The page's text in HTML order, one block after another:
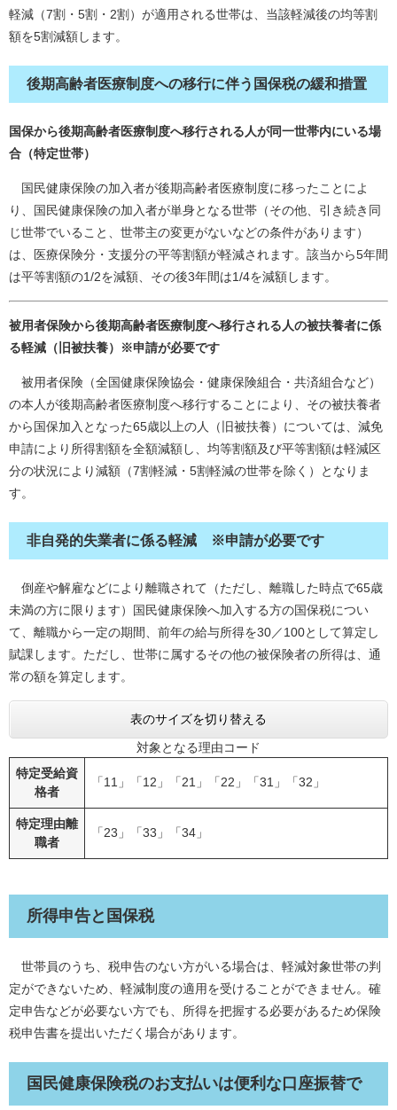
軽減（7割・5割・2割）が適用される世帯は、当該軽減後の均等割
額を5割減額します。
後期高齢者医療制度への移行に伴う国保税の緩和措置
国保から後期高齢者医療制度へ移行される人が同一世帯内にいる場
合（特定世帯）
国民健康保険の加入者が後期高齢者医療制度に移ったことによ
り、国民健康保険の加入者が単身となる世帯（その他、引き続き同
じ世帯でいること、世帯主の変更がないなどの条件があります）
は、医療保険分・支援分の平等割額が軽減されます。該当から5年間
は平等割額の1/2を減額、その後3年間は1/4を減額します。
被用者保険から後期高齢者医療制度へ移行される人の被扶養者に係
る軽減（旧被扶養）※申請が必要です
被用者保険（全国健康保険協会・健康保険組合・共済組合など）
の本人が後期高齢者医療制度へ移行することにより、その被扶養者
から国保加入となった65歳以上の人（旧被扶養）については、減免
申請により所得割額を全額減額し、均等割額及び平等割額は軽減区
分の状況により減額（7割軽減・5割軽減の世帯を除く）となりま
す。
非自発的失業者に係る軽減 ※申請が必要です
倒産や解雇などにより離職されて（ただし、離職した時点で65歳
未満の方に限ります）国民健康保険へ加入する方の国保税につい
て、離職から一定の期間、前年の給与所得を30／100として算定し
賦課します。ただし、世帯に属するその他の被保険者の所得は、通
常の額を算定します。
表のサイズを切り替える
対象となる理由コード
特定受給資
格者
「11」「12」「21」「22」「31」「32」
特定理由離
職者
「23」「33」「34」
所得申告と国保税
世帯員のうち、税申告のない方がいる場合は、軽減対象世帯の判
定ができないため、軽減制度の適用を受けることができません。確
定申告などが必要ない方でも、所得を把握する必要があるため保険
税申告書を提出いただく場合があります。
国民健康保険税のお支払いは便利な口座振替で